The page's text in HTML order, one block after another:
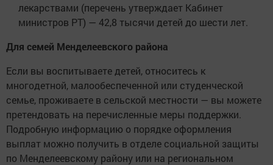
лекарствами (перечень утверждает Кабинет
министров РТ) — 42,8 тысячи детей до шести лет.
Для семей Менделеевского района
Если вы воспитываете детей, относитесь к
многодетной, малообеспеченной или студенческой
семье, проживаете в сельской местности — вы можете
претендовать на перечисленные меры поддержки.
Подробную информацию о порядке оформления
выплат можно получить в отделе социальной защиты
по Менделеевскому району или на региональном